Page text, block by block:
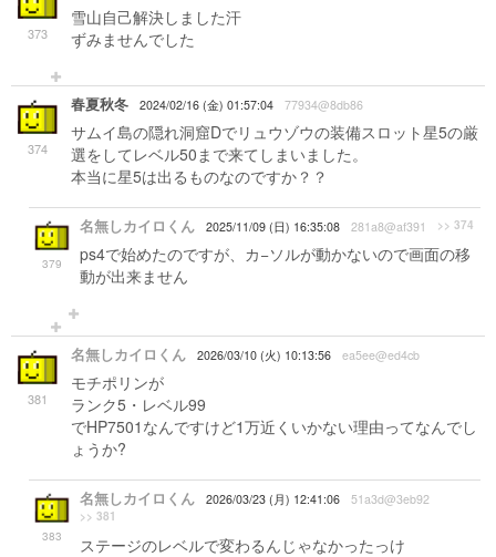
373
雪山自己解決しました汗
ずみませんでした
374
春夏秋冬 2024/02/16 (金) 01:57:04 77934@8db86
サムイ島の隠れ洞窟Dでリュウゾウの装備スロット星5の厳
選をしてレベル50まで来てしまいました。
本当に星5は出るものなのですか？？
379
名無しカイロくん 2025/11/09 (日) 16:35:08 281a8@af391 >> 374
ps4で始めたのですが、カ−ソルが動かないので画面の移
動が出来ません
381
名無しカイロくん 2026/03/10 (火) 10:13:56 ea5ee@ed4cb
モチポリンが
ランク5・レベル99
でHP7501なんですけど1万近くいかない理由ってなんでし
ょうか?
383
名無しカイロくん 2026/03/23 (月) 12:41:06 51a3d@3eb92
>> 381
ステージのレベルで変わるんじゃなかったっけ